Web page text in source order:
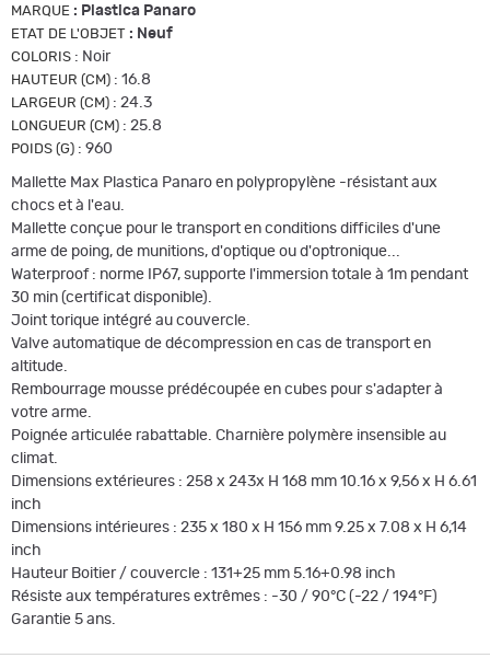
MARQUE : Plastica Panaro
ETAT DE L'OBJET : Neuf
COLORIS : Noir
HAUTEUR (CM) : 16.8
LARGEUR (CM) : 24.3
LONGUEUR (CM) : 25.8
POIDS (G) : 960
Mallette Max Plastica Panaro en polypropylène -résistant aux
chocs et à l'eau.
Mallette conçue pour le transport en conditions difficiles d'une
arme de poing, de munitions, d'optique ou d'optronique...
Waterproof : norme IP67, supporte l'immersion totale à 1m pendant
30 min (certificat disponible).
Joint torique intégré au couvercle.
Valve automatique de décompression en cas de transport en
altitude.
Rembourrage mousse prédécoupée en cubes pour s'adapter à
votre arme.
Poignée articulée rabattable. Charnière polymère insensible au
climat.
Dimensions extérieures : 258 x 243x H 168 mm 10.16 x 9,56 x H 6.61
inch
Dimensions intérieures : 235 x 180 x H 156 mm 9.25 x 7.08 x H 6,14
inch
Hauteur Boitier / couvercle : 131+25 mm 5.16+0.98 inch
Résiste aux températures extrêmes : -30 / 90°C (-22 / 194°F)
Garantie 5 ans.